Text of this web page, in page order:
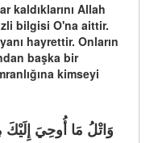
kaldıklarını Allah
bilgisi O'na aittir.
hayrettir. Onların
başka bir
kimseyi